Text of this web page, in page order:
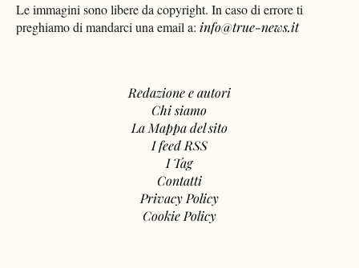
Le immagini sono libere da copyright. In caso di errore ti
preghiamo di mandarci una email a: info@true-news.it
Redazione e autori
Chi siamo
La Mappa del sito
I feed RSS
I Tag
Contatti
Privacy Policy
Cookie Policy